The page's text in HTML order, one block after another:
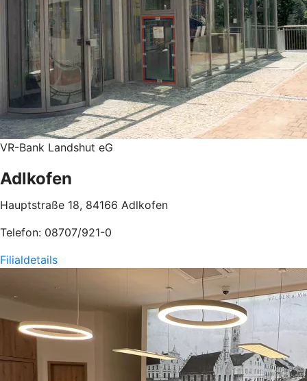
VR-Bank Landshut eG
Adlkofen
Hauptstraße 18, 84166 Adlkofen
Telefon: 08707/921-0
Filialdetails